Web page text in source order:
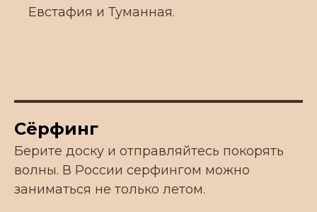
Евстафия и Туманная.
Сёрфинг
Берите доску и отправляйтесь покорять
волны. В России серфингом можно
заниматься не только летом.